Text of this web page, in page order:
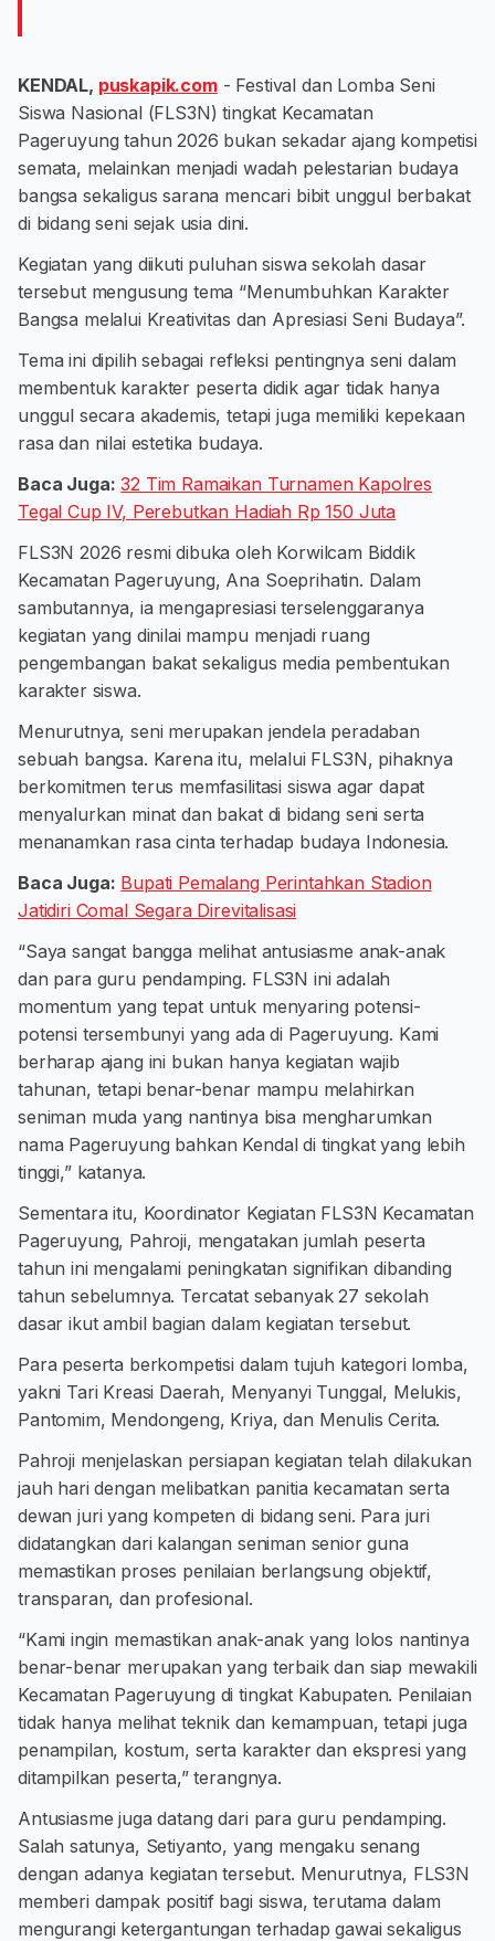
KENDAL, puskapik.com- Festival dan Lomba Seni
Siswa Nasional (FLS3N) tingkat Kecamatan
Pageruyung tahun 2026 bukan sekadar ajang kompetisi
semata, melainkan menjadi wadah pelestarian budaya
bangsa sekaligus sarana mencari bibit unggul berbakat
di bidang seni sejak usia dini.
Kegiatan yang diikuti puluhan siswa sekolah dasar
tersebut mengusung tema “Menumbuhkan Karakter
Bangsa melalui Kreativitas dan Apresiasi Seni Budaya”.
Tema ini dipilih sebagai refleksi pentingnya seni dalam
membentuk karakter peserta didik agar tidak hanya
unggul secara akademis, tetapi juga memiliki kepekaan
rasa dan nilai estetika budaya.
Baca Juga: 32 Tim Ramaikan Turnamen Kapolres
Tegal Cup IV, Perebutkan Hadiah Rp 150 Juta
FLS3N 2026 resmi dibuka oleh Korwilcam Biddik
Kecamatan Pageruyung, Ana Soeprihatin. Dalam
sambutannya, ia mengapresiasi terselenggaranya
kegiatan yang dinilai mampu menjadi ruang
pengembangan bakat sekaligus media pembentukan
karakter siswa.
Menurutnya, seni merupakan jendela peradaban
sebuah bangsa. Karena itu, melalui FLS3N, pihaknya
berkomitmen terus memfasilitasi siswa agar dapat
menyalurkan minat dan bakat di bidang seni serta
menanamkan rasa cinta terhadap budaya Indonesia.
Baca Juga: Bupati Pemalang Perintahkan Stadion
Jatidiri Comal Segara Direvitalisasi
“Saya sangat bangga melihat antusiasme anak-anak
dan para guru pendamping. FLS3N ini adalah
momentum yang tepat untuk menyaring potensi-
potensi tersembunyi yang ada di Pageruyung. Kami
berharap ajang ini bukan hanya kegiatan wajib
tahunan, tetapi benar-benar mampu melahirkan
seniman muda yang nantinya bisa mengharumkan
nama Pageruyung bahkan Kendal di tingkat yang lebih
tinggi,” katanya.
Sementara itu, Koordinator Kegiatan FLS3N Kecamatan
Pageruyung, Pahroji, mengatakan jumlah peserta
tahun ini mengalami peningkatan signifikan dibanding
tahun sebelumnya. Tercatat sebanyak 27 sekolah
dasar ikut ambil bagian dalam kegiatan tersebut.
Para peserta berkompetisi dalam tujuh kategori lomba,
yakni Tari Kreasi Daerah, Menyanyi Tunggal, Melukis,
Pantomim, Mendongeng, Kriya, dan Menulis Cerita.
Pahroji menjelaskan persiapan kegiatan telah dilakukan
jauh hari dengan melibatkan panitia kecamatan serta
dewan juri yang kompeten di bidang seni. Para juri
didatangkan dari kalangan seniman senior guna
memastikan proses penilaian berlangsung objektif,
transparan, dan profesional.
“Kami ingin memastikan anak-anak yang lolos nantinya
benar-benar merupakan yang terbaik dan siap mewakili
Kecamatan Pageruyung di tingkat Kabupaten. Penilaian
tidak hanya melihat teknik dan kemampuan, tetapi juga
penampilan, kostum, serta karakter dan ekspresi yang
ditampilkan peserta,” terangnya.
Antusiasme juga datang dari para guru pendamping.
Salah satunya, Setiyanto, yang mengaku senang
dengan adanya kegiatan tersebut. Menurutnya, FLS3N
memberi dampak positif bagi siswa, terutama dalam
mengurangi ketergantungan terhadap gawai sekaligus